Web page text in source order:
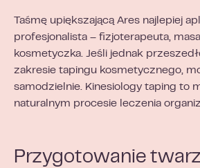
Taśmę upiększającą Ares najlepiej
profesjonalista – fizjoterapeuta,
kosmetyczka. Jeśli jednak
zakresie tapingu kosmetycznego,
samodzielnie. Kinesiology taping to
naturalnym procesie leczenia
Przygotowanie